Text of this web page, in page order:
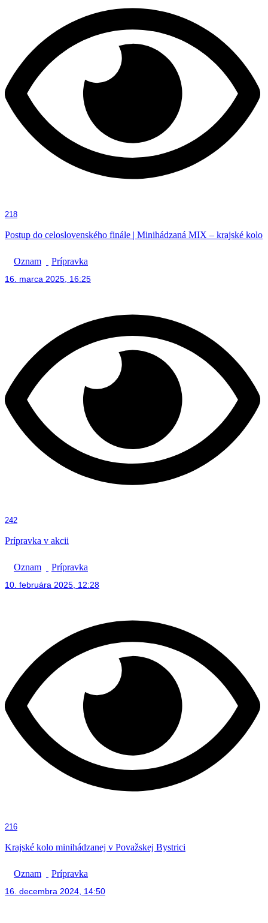
218
Postup do celoslovenského finále | Minihádzaná MIX – krajské kolo
Oznam Prípravka
16. marca 2025, 16:25
242
Prípravka v akcii
Oznam Prípravka
10. februára 2025, 12:28
216
Krajské kolo minihádzanej v Považskej Bystrici
Oznam Prípravka
16. decembra 2024, 14:50